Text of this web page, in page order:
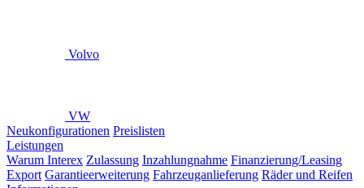
Volvo
VW
Neukonfigurationen Preislisten
Leistungen
Warum Interex Zulassung Inzahlungnahme Finanzierung/Leasing
Export Garantieerweiterung Fahrzeuganlieferung Räder und Reifen